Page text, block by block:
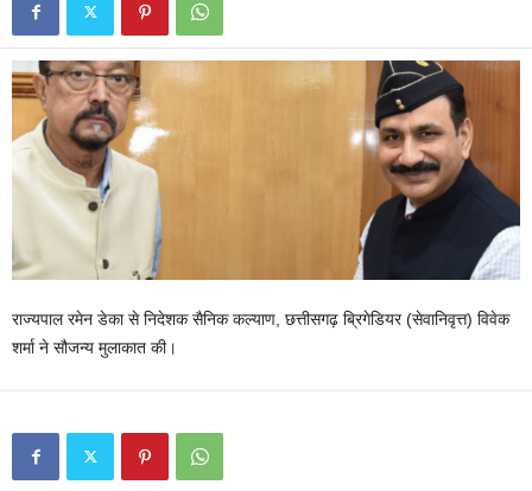
राज्यपाल रमेन डेका से निदेशक सैनिक कल्याण, छत्तीसगढ़ ब्रिगेडियर (सेवानिवृत्त) विवेक
शर्मा ने सौजन्य मुलाकात की।